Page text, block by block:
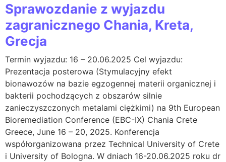
Sprawozdanie z wyjazdu
zagranicznego Chania, Kreta,
Grecja
Termin wyjazdu: 16 – 20.06.2025 Cel wyjazdu:
Prezentacja posterowa (Stymulacyjny efekt
bionawozów na bazie egzogennej materii organicznej i
bakterii pochodzących z obszarów silnie
zanieczyszczonych metalami ciężkimi) na 9th European
Bioremediation Conference (EBC-IX) Chania Crete
Greece, June 16 – 20, 2025. Konferencja
współorganizowana przez Technical University of Crete
i University of Bologna. W dniach 16-20.06.2025 roku dr